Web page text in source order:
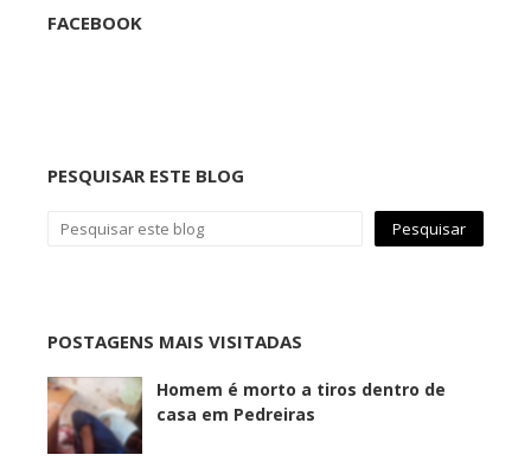
FACEBOOK
PESQUISAR ESTE BLOG
POSTAGENS MAIS VISITADAS
Homem é morto a tiros dentro de
casa em Pedreiras